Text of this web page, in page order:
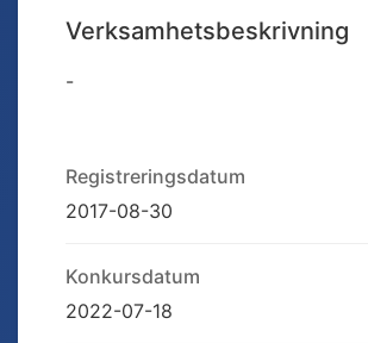
Verksamhetsbeskrivning
-
Registreringsdatum
2017-08-30
Konkursdatum
2022-07-18